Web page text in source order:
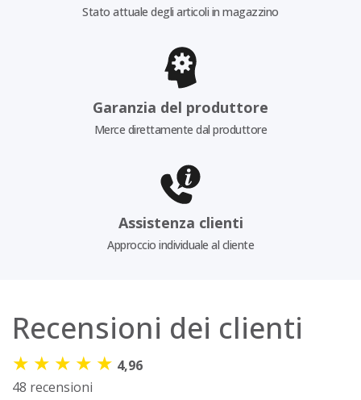
Stato attuale degli articoli in magazzino
Garanzia del produttore
Merce direttamente dal produttore
Assistenza clienti
Approccio individuale al cliente
Recensioni dei clienti
★ ★ ★ ★ ★ 4,96
48 recensioni